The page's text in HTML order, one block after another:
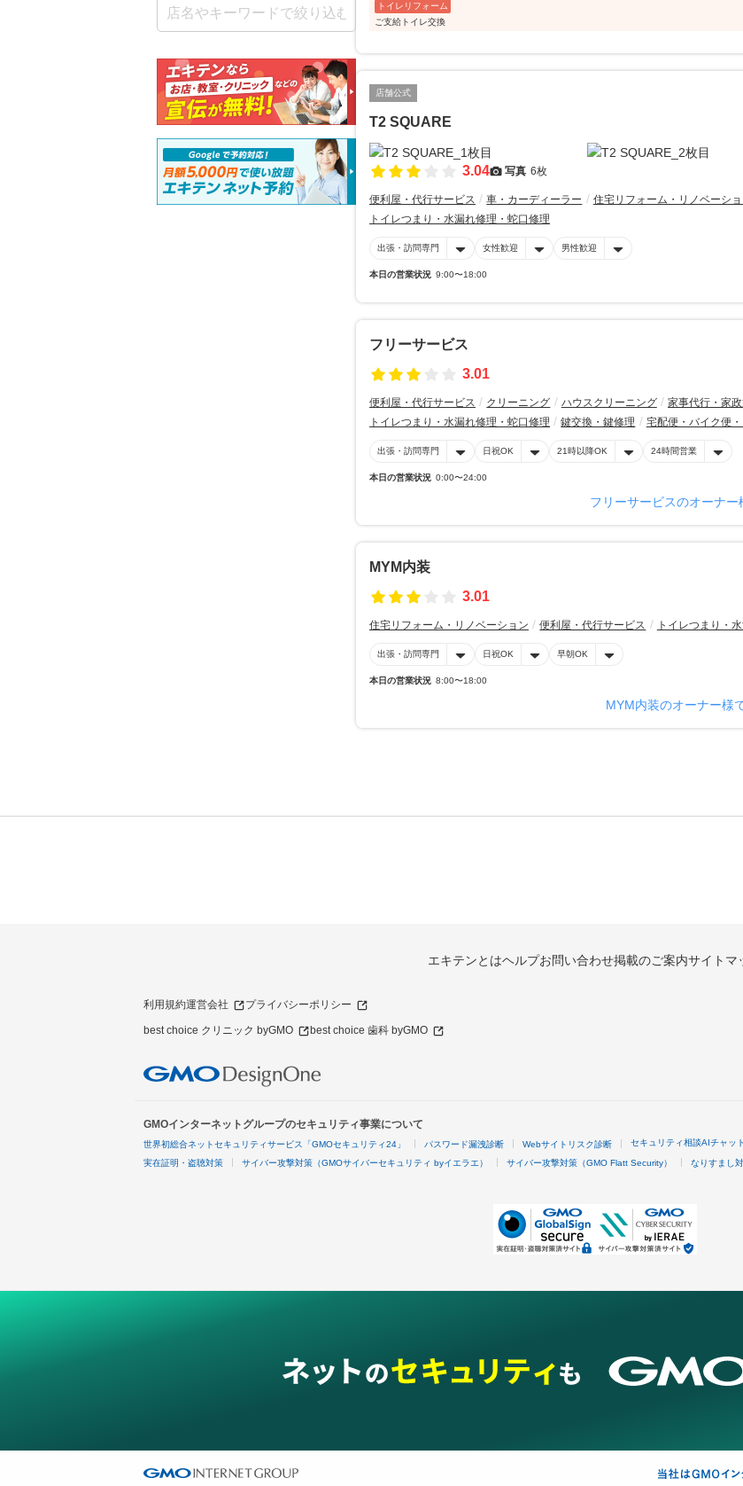
トイレリフォーム
ご支給トイレ交換
店舗公式
T2 SQUARE
3.04 写真 6枚
便利屋・代行サービス 車・カーディーラー 住宅リフォーム・リノベーシ
トイレつまり・水漏れ修理・蛇口修理
出張・訪問専門 女性歓迎 男性歓迎
本日の営業状況 9:00〜18:00
フリーサービス
3.01
便利屋・代行サービス クリーニング ハウスクリーニング 家事代行・家
トイレつまり・水漏れ修理・蛇口修理
鍵交換・鍵修理 宅配便・バイク便
出張・訪問専門 日祝OK 21時以降OK 24時間営業
本日の営業状況 0:00〜24:00
フリーサービスのオーナー
MYM内装
3.01
住宅リフォーム・リノベーション 便利屋・代行サービス トイレつまり・
出張・訪問専門 日祝OK 早朝OK
本日の営業状況 8:00〜18:00
MYM内装のオーナー様
エキテンとはヘルプお問い合わせ掲載のご案内サイトマ
利用規約運営会社 プライバシーポリシー
best choice クリニック byGMO best choice 歯科 byGMO
GMOインターネットグループのセキュリティ事業について
世界初総合ネットセキュリティサービス「GMOセキュリティ24」 パスワード漏洩診断 Webサイトリスク診断 セキュリティ相談AIチャッ
実在証明・盗聴対策 サイバー攻撃対策（GMOサイバーセキュリティ byイエラエ） サイバー攻撃対策（GMO Flatt Security） なりすまし